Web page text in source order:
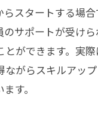
らスタートする場
のサポートが受け
とができます。実
ながらスキルアッ
す。